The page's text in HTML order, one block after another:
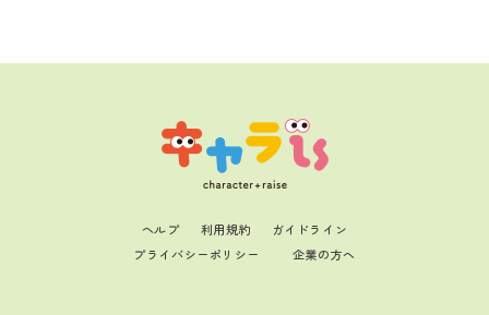
ヘルプ 利用規約
ガイドライン
プライバシーポリシー
企業の方へ